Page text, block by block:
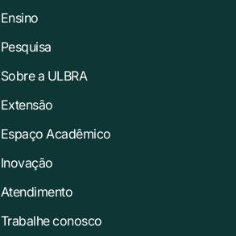
Ensino
Pesquisa
Sobre a ULBRA
Extensão
Espaço Acadêmico
Inovação
Atendimento
Trabalhe conosco